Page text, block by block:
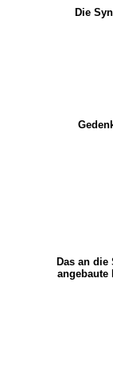
Die
Das an
angebaute